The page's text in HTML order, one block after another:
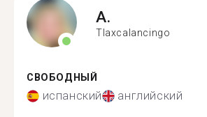
A.
Tlaxcalancingo
СВОБОДНЫЙ
испанский английский